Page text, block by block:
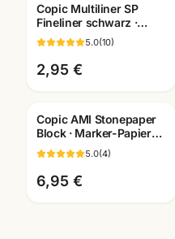
Copic Multiliner SP
Fineliner schwarz ·
pigmentiert ·
nachfüllbar · wählbare
Stärken
5.0(10)
2,95 €
Copic AMI Stonepaper
Block · Marker-Papier
aus Steinmehl ·
A6/A5/A4/A3 ·
Mannheim
5.0(4)
6,95 €